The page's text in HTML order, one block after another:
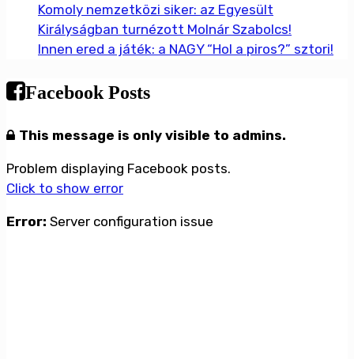
Komoly nemzetközi siker: az Egyesült
Királyságban turnézott Molnár Szabolcs!
Innen ered a játék: a NAGY “Hol a piros?” sztori!
Facebook Posts
This message is only visible to admins.
Problem displaying Facebook posts.
Click to show error
Error: Server configuration issue